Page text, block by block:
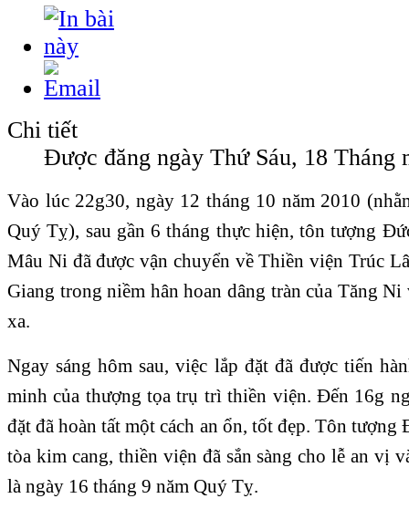
Chi tiết
Được đăng ngày Thứ Sáu, 18 Tháng
Vào lúc 22g30, ngày 12 tháng 10 năm 2010
Quý Tỵ), sau gần 6 tháng thực hiện, tôn tượng
Mâu Ni đã được vận chuyển về Thiền viện Trúc
Giang trong niềm hân hoan dâng tràn của Tăng
xa.
Ngay sáng hôm sau, việc lắp đặt đã được tiến
minh của thượng tọa trụ trì thiền viện. Đến 16g
đặt đã hoàn tất một cách an ổn, tốt đẹp. Tôn
tòa kim cang, thiền viện đã sắn sàng cho lễ an vị
là ngày 16 tháng 9 năm Quý Tỵ.